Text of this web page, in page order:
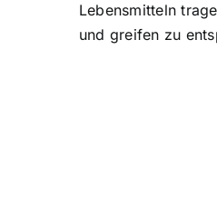
Lebensmitteln
und greifen zu